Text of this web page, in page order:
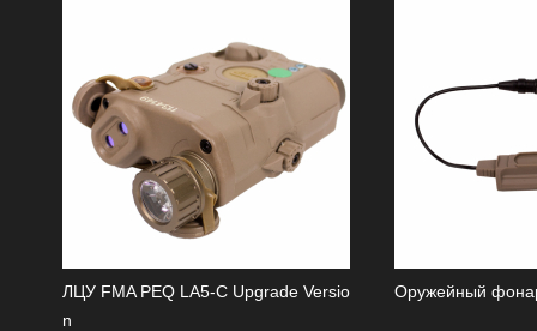
ЛЦУ FMA PEQ LA5-C Upgrade Versio
n
Оружейный